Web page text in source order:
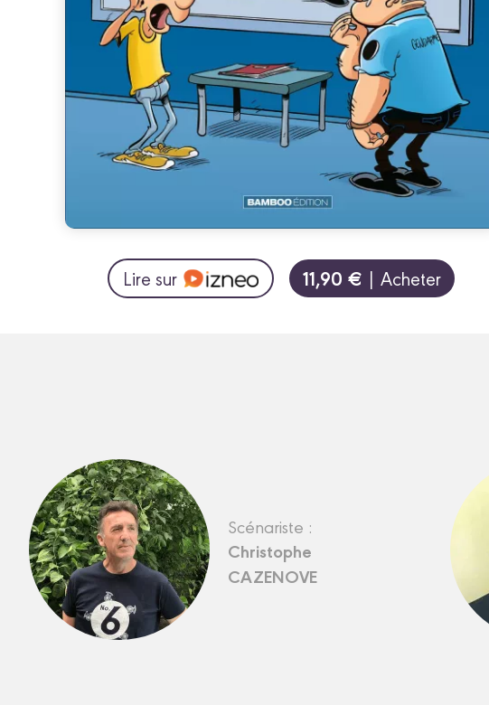
Lire sur 11,90 € | Acheter
Scénariste :
Christophe
CAZENOVE